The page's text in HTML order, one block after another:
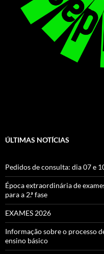
ÚLTIMAS NOTÍCIAS
Pedidos de consulta: dia 07 e
Época extraordinária de
para a 2.ª fase
EXAMES 2026
Informação sobre o processo
ensino básico